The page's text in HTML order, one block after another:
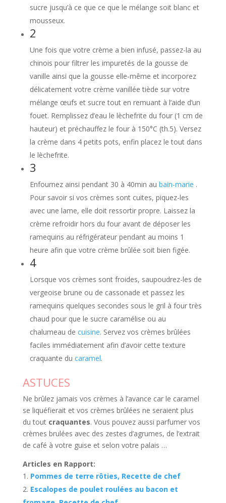
sucre jusqu’à ce que ce que le mélange soit blanc et
mousseux.
2
Une fois que votre crème a bien infusé, passez-la au
chinois pour filtrer les impuretés de la gousse de
vanille ainsi que la gousse elle-même et incorporez
délicatement votre crème vanillée tiède sur votre
mélange œufs et sucre tout en remuant à l’aide d’un
fouet. Remplissez d’eau le lèchefrite du four (1 cm de
hauteur) et préchauffez le four à 150°C (th.5). Versez
la crème dans 4 petits pots, enfin placez le tout dans
le lèchefrite.
3
Enfournez ainsi pendant 30 à 40min au bain-marie .
Pour savoir si vos crèmes sont cuites, piquez-les
avec une lame, elle doit ressortir propre. Laissez la
crème refroidir hors du four avant de déposer les
ramequins au réfrigérateur pendant au moins 1
heure afin que votre crème brûlée soit bien figée.
4
Lorsque vos crèmes sont froides, saupoudrez-les de
vergeoise brune ou de cassonade et passez les
ramequins quelques secondes sous le gril à four très
chaud pour que le sucre caramélise ou au
chalumeau de cuisine. Servez vos crèmes brûlées
faciles immédiatement afin d’avoir cette texture
craquante du caramel.
ASTUCES
Ne brûlez jamais vos crèmes à l’avance car le caramel
se liquéfierait et vos crèmes brûlées ne seraient plus
du tout craquantes. Vous pouvez aussi parfumer vos
crèmes brulées avec des zestes d’agrumes, de l’extrait
de café à votre guise et selon votre palais …
Articles en Rapport:
Pommes de terre rôties, Recette de chef
Escalopes de poulet roulées au bacon et